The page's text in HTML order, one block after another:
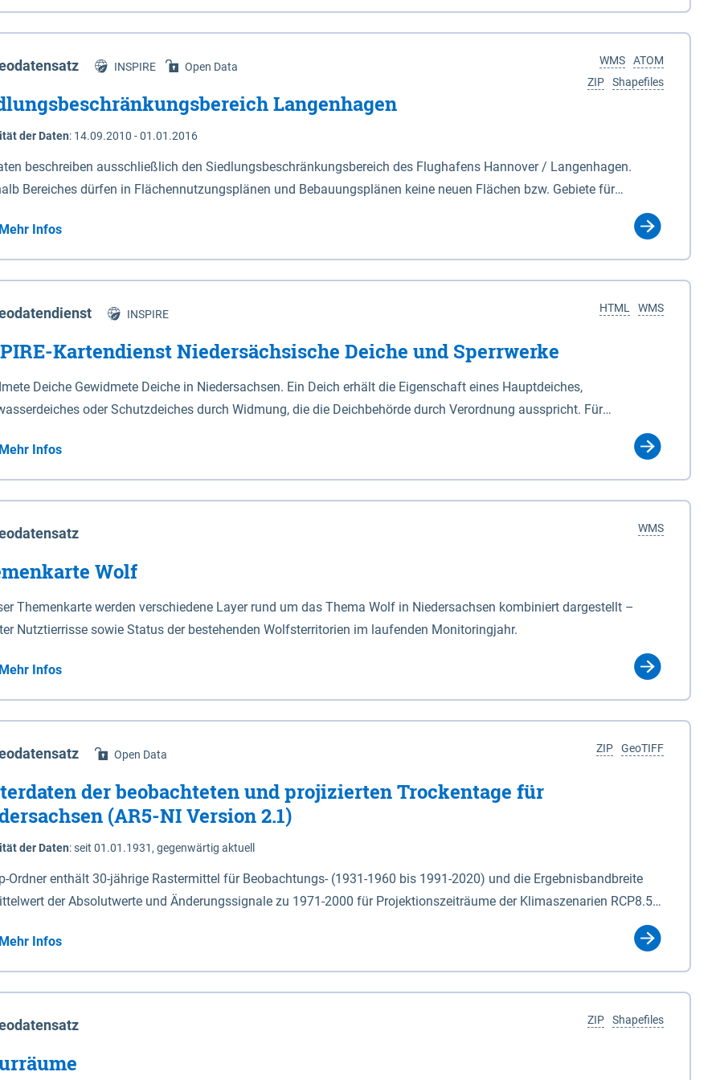
Niedersachsen (vgl. Abb. 4-1) entlang der Elbe zwischen Schnackenburg im Osten und Hohnstorf (Elbe) im Westen
472,5 bei Schnackenburg bis 569 bei Lauenburg). Das Biosphärenreservat umfasst Teile der Landkreise
Dannenberg und Lüneburg.
ATOM
WMS
Shapefiles
ZIP
INSPIRE Open Data
Langenhagen
der Daten: 14.09.2010 - 01.01.2016
beschreiben ausschließlich den Siedlungsbeschränkungsbereich des Flughafens Hannover / Langenhagen.
Bereiches dürfen in Flächennutzungsplänen und Bebauungsplänen keine neuen Flächen bzw. Gebiete für
Mehr Infos
WMS
HTML
INSPIRE
Kartendienst Niedersächsische Deiche und Sperrwerke
Deiche Gewidmete Deiche in Niedersachsen. Ein Deich erhält die Eigenschaft eines Hauptdeiches,
oder Schutzdeiches durch Widmung, die die Deichbehörde durch Verordnung ausspricht. Für
Deiche gelten die Bestimmungen des Niedersächsischen Deichgesetzes (NDG). Die Widmung "2.Deichlinie" ist
Sperrwerke Sperrwerke sind Bauwerke mit Sperrvorrichtungen in Tidegewässern, die dem
eines Gebietes vor erhöhten Tiden, vor allem vor Sturmfluten, zu dienen bestimmt sind (§2 Abs.3 NDG). Ein Bauwerk
Art erhält die Eigenschaft eines Sperrwerkes durch Widmung, die die Deichbehörde durch Verordnung
Mehr Infos
WMS
Wolf
Themenkarte werden verschiedene Layer rund um das Thema Wolf in Niedersachsen kombiniert dargestellt –
Nutztierrisse sowie Status der bestehenden Wolfsterritorien im laufenden Monitoringjahr.
Mehr Infos
GeoTIFF
ZIP
Open Data
der beobachteten und projizierten Trockentage für
(AR5-NI Version 2.1)
der Daten:seit 01.01.1931, gegenwärtig aktuell
Ordner enthält 30-jährige Rastermittel für Beobachtungs- (1931-1960 bis 1991-2020) und die Ergebnisbandbreite
der Absolutwerte und Änderungssignale zu 1971-2000 für Projektionszeiträume der Klimaszenarien RCP8.5
(Jun. - Aug.) - au: Herbst (Sep. - Nov.) - wi: Winter (Dez. - Feb.) - hyr:
Jahr (Nov. - Okt.) - hsu: Hydrologisches Sommerhalbjahr (Mai - Okt.) - hwi: Hydrologisches Winterhalbjahr
- vd: Vegetationsruhe (Okt. - Mär.) Neben den Rasterdaten ist eine
zu den Dateinamen und für eine Darstellung im GIS eine Klassifizierung der Rasterdaten mit Klassenname und
code gegeben.
Mehr Infos
Shapefiles
ZIP